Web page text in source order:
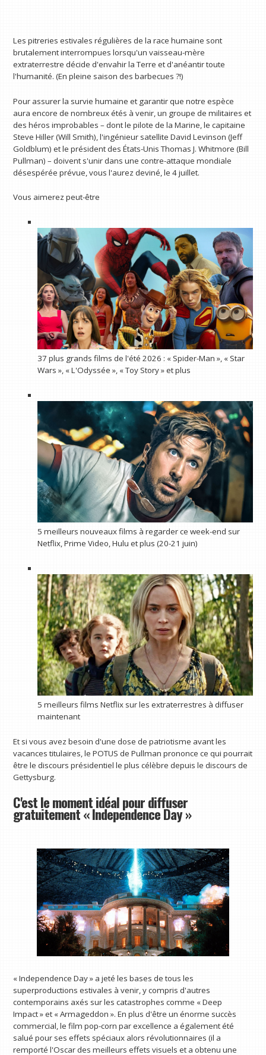
Les pitreries estivales régulières de la race humaine sont
brutalement interrompues lorsqu'un vaisseau-mère
extraterrestre décide d'envahir la Terre et d'anéantir toute
l'humanité. (En pleine saison des barbecues ?!)
Pour assurer la survie humaine et garantir que notre espèce
aura encore de nombreux étés à venir, un groupe de militaires et
des héros improbables – dont le pilote de la Marine, le capitaine
Steve Hiller (Will Smith), l'ingénieur satellite David Levinson (Jeff
Goldblum) et le président des États-Unis Thomas J. Whitmore (Bill
Pullman) – doivent s'unir dans une contre-attaque mondiale
désespérée prévue, vous l'aurez deviné, le 4 juillet.
Vous aimerez peut-être
37 plus grands films de l'été 2026 : « Spider-Man », « Star
Wars », « L'Odyssée », « Toy Story » et plus
5 meilleurs nouveaux films à regarder ce week-end sur
Netflix, Prime Video, Hulu et plus (20-21 juin)
5 meilleurs films Netflix sur les extraterrestres à diffuser
maintenant
Et si vous avez besoin d'une dose de patriotisme avant les
vacances titulaires, le POTUS de Pullman prononce ce qui pourrait
être le discours présidentiel le plus célèbre depuis le discours de
Gettysburg.
C'est le moment idéal pour diffuser
gratuitement « Independence Day »
« Independence Day » a jeté les bases de tous les
superproductions estivales à venir, y compris d'autres
contemporains axés sur les catastrophes comme « Deep
Impact » et « Armageddon ». En plus d'être un énorme succès
commercial, le film pop-corn par excellence a également été
salué pour ses effets spéciaux alors révolutionnaires (il a
remporté l'Oscar des meilleurs effets visuels et a obtenu une